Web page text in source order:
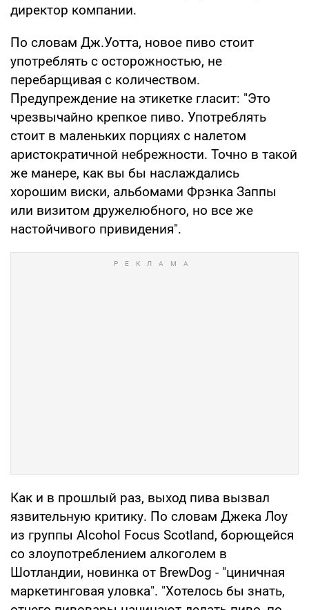
директор компании.
По словам Дж.Уотта, новое пиво стоит
употреблять с осторожностью, не
перебарщивая с количеством.
Предупреждение на этикетке гласит: "Это
чрезвычайно крепкое пиво. Употреблять
стоит в маленьких порциях с налетом
аристократичной небрежности. Точно в такой
же манере, как вы бы наслаждались
хорошим виски, альбомами Фрэнка Заппы
или визитом дружелюбного, но все же
настойчивого привидения".
Как и в прошлый раз, выход пива вызвал
язвительную критику. По словам Джека Лоу
из группы Alcohol Focus Scotland, борющейся
со злоупотреблением алкоголем в
Шотландии, новинка от BrewDog - "циничная
маркетинговая уловка". "Хотелось бы знать,